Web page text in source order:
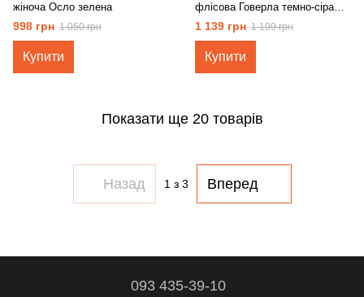
жіноча Осло зелена
998 грн 1 050 грн
Купити
флісова Говерла темно-сіра
+SIZE
1 139 грн 1 199 грн
Купити
Показати ще 20 товарів
Назад 1з 3 Вперед
093 435-39-10